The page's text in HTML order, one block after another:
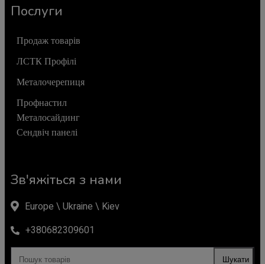
Послуги
Продаж товарів
ЛСТК Профілі
Металочерепиця
Профнастил
Металосайдинг
Сендвіч панелі
Зв'яжіться з нами
Europe \ Ukraine \ Kiev
+380682309601
Шукати